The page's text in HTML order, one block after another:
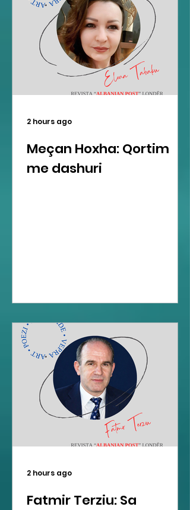
Meçan Hoxha: Qortim
me dashuri
2 hours ago
Fatmir Terziu: Sa
2 hours ago